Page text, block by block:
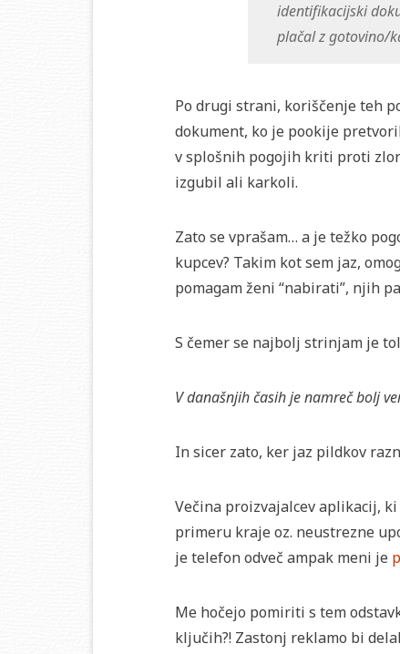
identifikacijski
plačal z gotovino/
Po drugi strani, koriščenje teh
dokument, ko je pookije
v splošnih pogojih kriti proti
izgubil ali karkoli.
Zato se vprašam… a je težko
kupcev? Takim kot sem jaz,
pomagam ženi “nabirati”, njih
S čemer se najbolj strinjam je
V današnjih časih je namreč bolj
In sicer zato, ker jaz pildkov
Večina proizvajalcev aplikacij,
primeru kraje oz. neustrezne
je telefon odveč ampak meni je
Me hočejo pomiriti s tem
ključih?! Zastonj reklamo bi